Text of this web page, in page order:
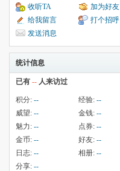
收听TA
加为好友
给我留言
打个招呼
发送消息
统计信息
已有 -- 人来访过
积分: -- 经验: --
威望: -- 金钱: --
魅力: -- 点券: --
金币: -- 好友: --
日志: -- 相册: --
分享: --